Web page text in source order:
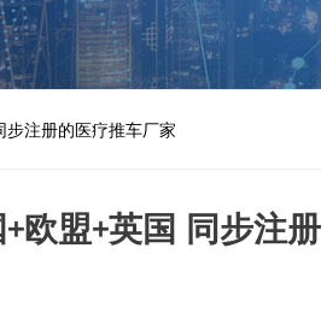
步注册的医疗推车厂家
欧盟+英国 同步注